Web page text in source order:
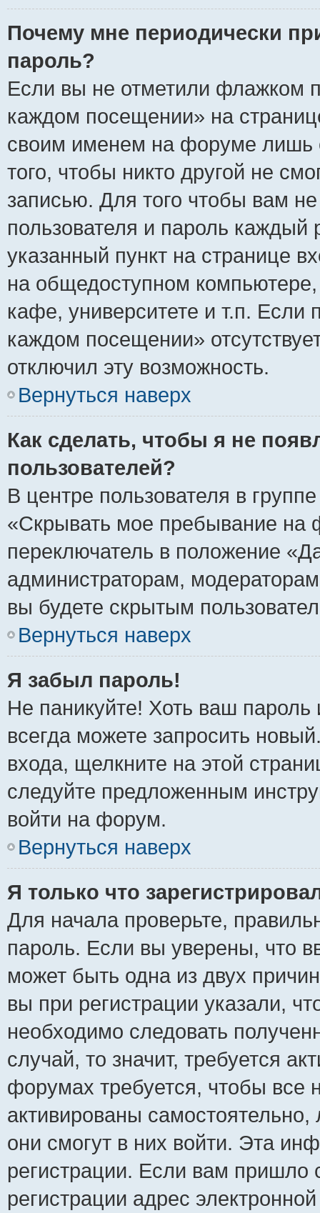
Почему мне периодически
пароль?
Если вы не отметили флажком
каждом посещении» на
своим именем на форуме лишь
того, чтобы никто другой не
записью. Для того чтобы вам
пользователя и пароль
указанный пункт на странице
на общедоступном
кафе, университете и т.п. Если
каждом посещении»
отключил эту возможность.
Вернуться наверх
Как сделать, чтобы я не
пользователей?
В центре пользователя в
«Скрывать мое пребывание на
переключатель в положение
администраторам,
вы будете скрытым
Вернуться наверх
Я забыл пароль!
Не паникуйте! Хоть ваш
всегда можете запросить
входа, щелкните на этой
следуйте предложенным
войти на форум.
Вернуться наверх
Я только что
Для начала проверьте,
пароль. Если вы уверены, что
может быть одна из двух
вы при регистрации указали,
необходимо следовать
случай, то значит, требуется
форумах требуется, чтобы все
активированы
они смогут в них войти. Эта
регистрации. Если вам
регистрации адрес